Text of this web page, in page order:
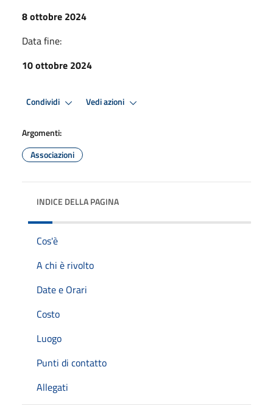
8 ottobre 2024
Data fine:
10 ottobre 2024
Condividi Vedi azioni
Argomenti:
Associazioni
INDICE DELLA PAGINA
Cos'è
A chi è rivolto
Date e Orari
Costo
Luogo
Punti di contatto
Allegati